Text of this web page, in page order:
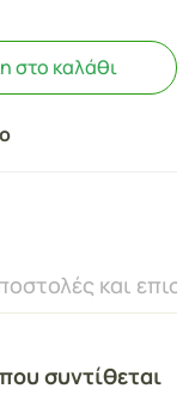
στο καλάθι
και
συντίθεται